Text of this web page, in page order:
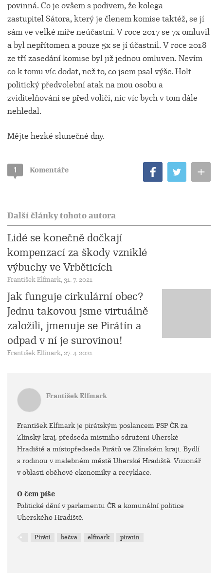
povinná. Co je ovšem s podivem, že kolega
zastupitel Sátora, který je členem komise taktéž, se jí
sám ve velké míře neúčastní. V roce 2017 se 7x omluvil
a byl nepřítomen a pouze 5x se jí účastnil. V roce 2018
ze tří zasedání komise byl již jednou omluven. Nevím
co k tomu víc dodat, než to, co jsem psal výše. Holt
politický předvolební atak na mou osobu a
zviditelňování se před voliči, nic víc bych v tom dále
nehledal.
Mějte hezké slunečné dny.
1 Komentáře +
Další články tohoto autora
Lidé se konečně dočkají
kompenzací za škody vzniklé
výbuchy ve Vrběticích
František Elfmark, 31. 7. 2021
Jak funguje cirkulární obec?
Jednu takovou jsme virtuálně
založili, jmenuje se Pirátín a
odpad v ní je surovinou!
František Elfmark, 27. 4. 2021
František Elfmark
František Elfmark je pirátským poslancem PSP ČR za
Zlínský kraj, předseda místního sdružení Uherské
Hradiště a místopředseda Pirátů ve Zlínském kraji. Bydlí
s rodinou v malebném městě Uherské Hradiště. Vizionář
v oblasti oběhové ekonomiky a recyklace.
O čem píše
Politické dění v parlamentu ČR a komunální politice
Uherského Hradiště.
Piráti bečva elfmark piratin